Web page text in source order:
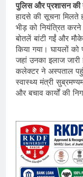
पुलिस और प्रशासन की
हादसे की सूचना
भीड़ को नियंत्रित करने
बोतलें बांटी गईं और
किया गया। घायलों को
जहां उनका इलाज
कलेक्टर ने अस्पताल
स्वास्थ्य मंत्री
और बचाव कार्यों की